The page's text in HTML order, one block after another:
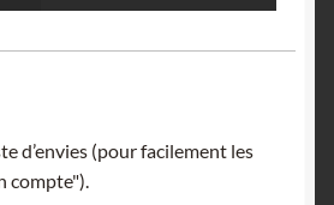
d’envies (pour facilement les
compte").